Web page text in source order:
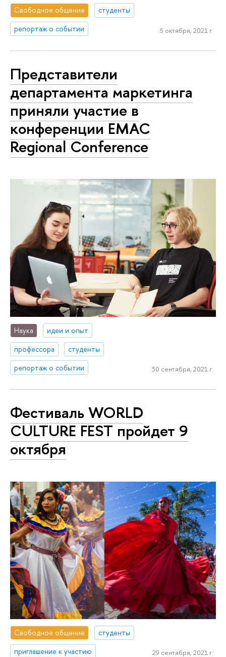
Свободное общение
студенты
репортаж о событии
5 октября, 2021 г.
Представители
департамента маркетинга
приняли участие в
конференции EMAC
Regional Conference
Наука
идеи и опыт
профессора
студенты
репортаж о событии
30 сентября, 2021 г.
Фестиваль WORLD
CULTURE FEST пройдет 9
октября
Свободное общение
студенты
приглашение к участию
29 сентября, 2021 г.